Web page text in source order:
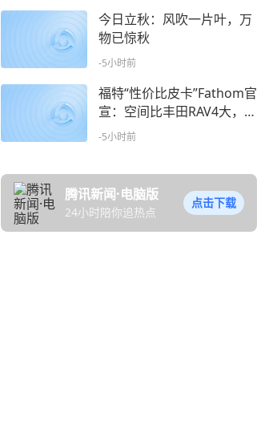
今日立秋：风吹一片叶，万
物已惊秋
-5小时前
福特“性价比皮卡”Fathom官
宣：空间比丰田RAV4大，2
8350美元起
-5小时前
腾讯新闻·电脑版
24小时陪你追热点
点击下载